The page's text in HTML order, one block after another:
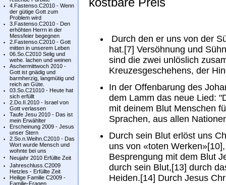
4.Fastenso.C2010 - Wenn
der gütige Gott zum
Problem wird
3.Fastenso.C2010 - Den
erhöhten Herrn in der
Messfeier begegnen
2.Fastenso.C2010 - Gott
mitten in unserem Leben
06.So.C2010 Selig und
wehe. lachen und weinen
Aschermittwoch 2010 -
Gott ist gnädig und
barmherzig, langmütig und
reich an Güte.
03.So.C21010 - Heute hat
sich erfüllt
2.Do.II.2010 - Israel von
Gott verlassen
Taufe Jesu 2010 - Das ist
mein Erwählter
Erscheinung 2009 - Jesus
unser Stern
2.So.n.Weihn.C2010 - Das
Wort wurde Mensch und
wohnte bei uns
Neujahr 2010 Erfüllte Zeit
Jahreschluss.C2009
Hetzles - Erfüllte Zeit
Heilige Familie C2009 -
Familie-Fragen
Durch den er uns von der
hat.[7] Versöhnung und
sind die zwei unlöslich
Kreuzesgeschehens, der
In der Offenbarung des
dem Lamm das neue Lied:
mit deinem Blut Menschen
Sprachen, aus allen
Durch sein Blut erlöst uns
uns von «toten
Besprengung mit dem Blut
durch sein Blut,[13] durch
Heiden.[14] Durch Jesus